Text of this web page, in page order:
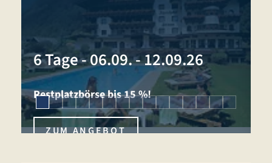
6 Tage-06.09. - 12.09.26
Restplatzbörse bis 15 %!
ZUM ANGEBOT